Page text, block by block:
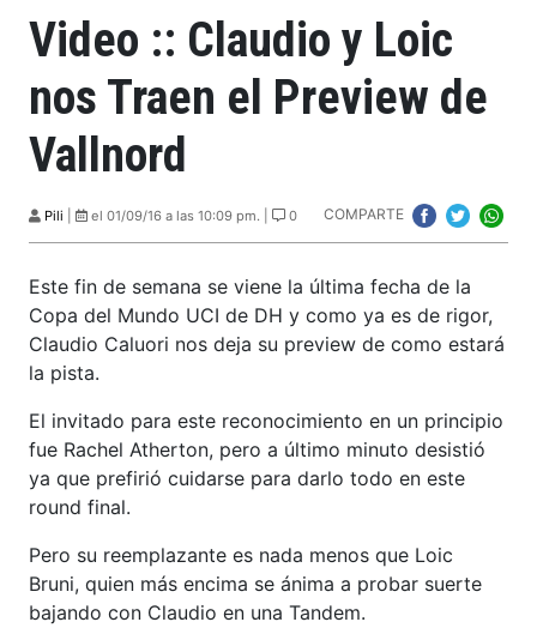
Video :: Claudio y Loic
nos Traen el Preview de
Vallnord
Pili el 01/09/16 a las 10:09 pm. | 0 COMPARTE
Este fin de semana se viene la última fecha de la
Copa del Mundo UCI de DH y como ya es de rigor,
Claudio Caluori nos deja su preview de como estará
la pista.
El invitado para este reconocimiento en un principio
fue Rachel Atherton, pero a último minuto desistió
ya que prefirió cuidarse para darlo todo en este
round final.
Pero su reemplazante es nada menos que Loic
Bruni, quien más encima se ánima a probar suerte
bajando con Claudio en una Tandem.